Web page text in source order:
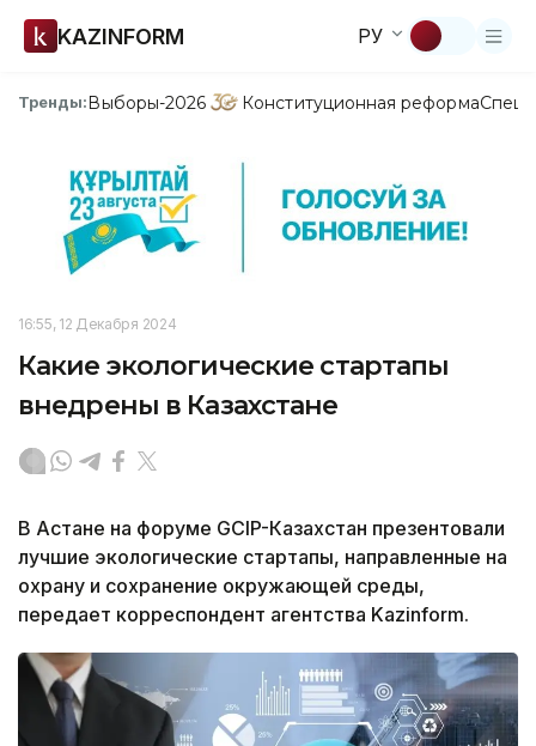
KAZINFORM РУ
Тренды:Выборы-2026 Конституционная реформа
16:55, 12 Декабря 2024
Какие экологические стартапы
внедрены в Казахстане
В Астане на форуме GCIP-Казахстан презентовали
лучшие экологические стартапы, направленные на
охрану и сохранение окружающей среды,
передает корреспондент агентства Kazinform.